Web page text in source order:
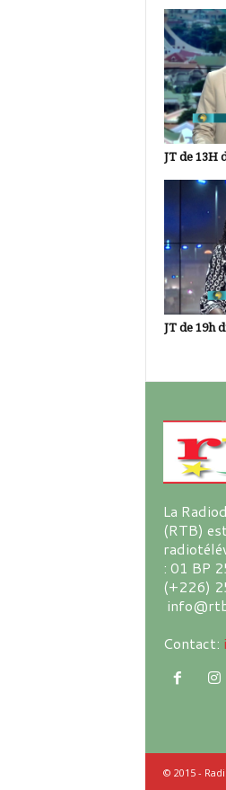
JT de 13H
JT de 19h
La
(RTB)
: 01 BP
(+226)
Contact:
© 2015 -